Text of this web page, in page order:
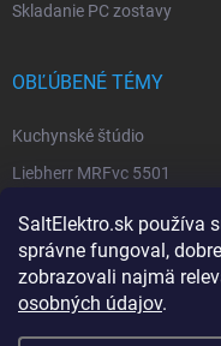
SaltElektro.sk používa
správne fungoval,
zobrazovali najmä
osobných údajov.
Skladanie PC zostavy
OBĽÚBENÉ TÉMY
Kuchynské štúdio
Liebherr MRFvc 5501
Spotrebiče Miele
Biela technika